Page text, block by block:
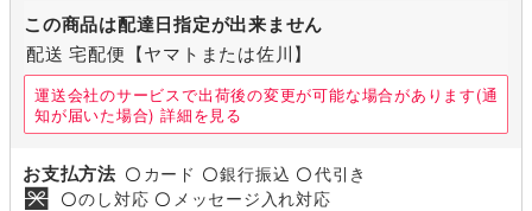
この商品は配達日指定が出来ません
配送 宅配便【ヤマトまたは佐川】
運送会社のサービスで出荷後の変更が可能な場合があります(通
知が届いた場合) 詳細を見る
お支払方法 〇 カード 〇銀行振込 〇代引き
〇のし対応 〇 メッセージ入れ対応